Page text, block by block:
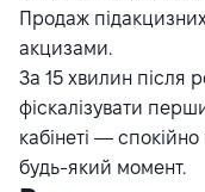
Продаж
акцизами.
За 15 хвилин після
фіскалізувати
кабінеті —
будь-який момент.